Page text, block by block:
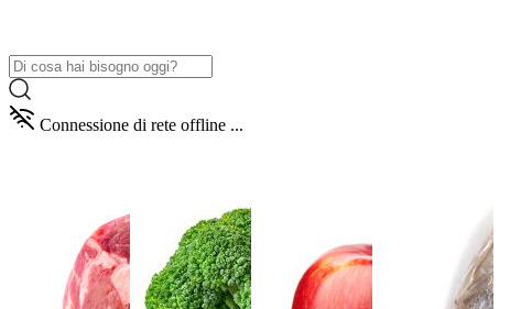
Connessione di rete offline ...